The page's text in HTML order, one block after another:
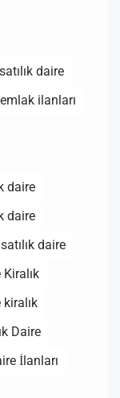
daire
ilanları
daire
daire
daire
Daire
İlanları